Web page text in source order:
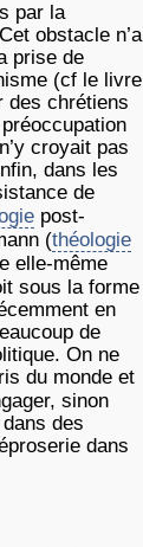
par la
obstacle n’a
prise de
(cf le livre
des chrétiens
croyait pas
dans les
de
post-
(théologie
elle-même
sous la forme
en
de
On ne
du monde et
sinon
des
dans